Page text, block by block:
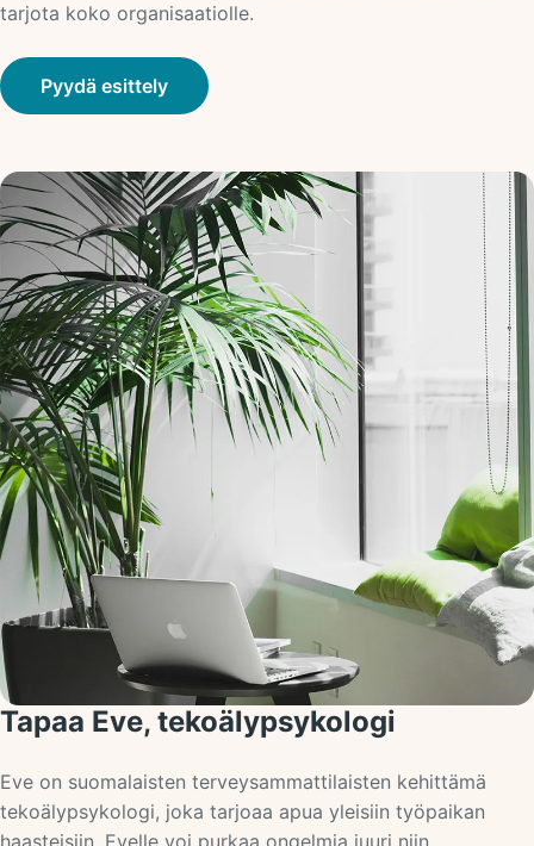
tarjota koko organisaatiolle.
Pyydä esittely
Tapaa Eve, tekoälypsykologi
Eve on suomalaisten terveysammattilaisten kehittämä
tekoälypsykologi, joka tarjoaa apua yleisiin työpaikan